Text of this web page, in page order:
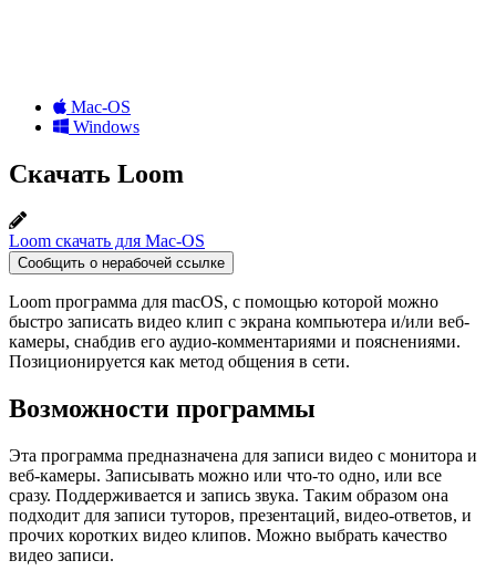
Mac-OS
Windows
Скачать Loom
Loom скачать для Mac-OS
Сообщить о нерабочей ссылке
Loom программа для macOS, с помощью которой можно
быстро записать видео клип с экрана компьютера и/или веб-
камеры, снабдив его аудио-комментариями и пояснениями.
Позиционируется как метод общения в сети.
Возможности программы
Эта программа предназначена для записи видео с монитора и
веб-камеры. Записывать можно или что-то одно, или все
сразу. Поддерживается и запись звука. Таким образом она
подходит для записи туторов, презентаций, видео-ответов, и
прочих коротких видео клипов. Можно выбрать качество
видео записи.